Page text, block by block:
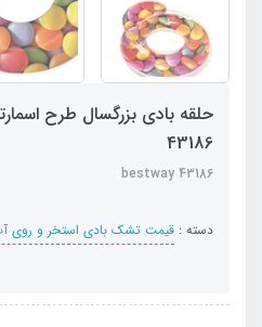
43186
bestway 43186
دسته : قیمت تشک بادی استخر و روی